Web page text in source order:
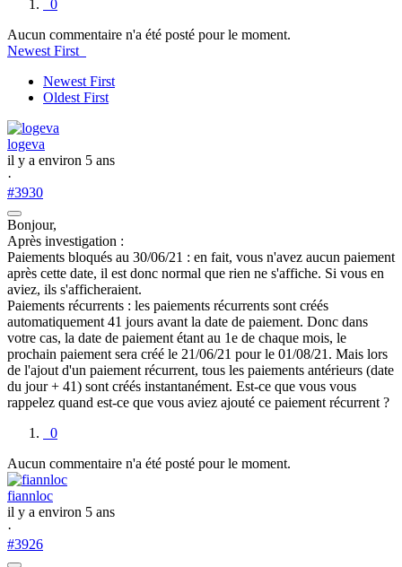
0
Aucun commentaire n'a été posté pour le moment.
Newest First
Newest First
Oldest First
logeva
il y a environ 5 ans
·
#3930
Bonjour,
Après investigation :
Paiements bloqués au 30/06/21 : en fait, vous n'avez aucun paiement
après cette date, il est donc normal que rien ne s'affiche. Si vous en
aviez, ils s'afficheraient.
Paiements récurrents : les paiements récurrents sont créés
automatiquement 41 jours avant la date de paiement. Donc dans
votre cas, la date de paiement étant au 1e de chaque mois, le
prochain paiement sera créé le 21/06/21 pour le 01/08/21. Mais lors
de l'ajout d'un paiement récurrent, tous les paiements antérieurs (date
du jour + 41) sont créés instantanément. Est-ce que vous vous
rappelez quand est-ce que vous aviez ajouté ce paiement récurrent ?
0
Aucun commentaire n'a été posté pour le moment.
fiannloc
il y a environ 5 ans
·
#3926